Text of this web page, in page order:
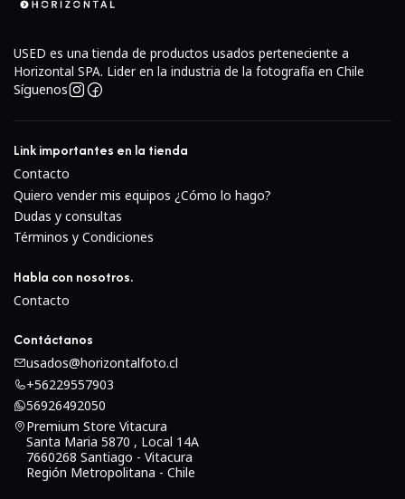
utilizando la aplicación complementaria iOS/Android
Características clave
incrementos de 100°
96 CRI y 97 TLCI
360° de control de tono
Control de brillo del 100 al 0 %
100 niveles de ajuste de la saturación del color
USED es una tienda de productos usados perteneciente a
Horizontal SPA. Lider en la industria de la fotografía en Chile
Síguenos
Link importantes en la tienda
Contacto
Quiero vender mis equipos ¿Cómo lo hago?
Dudas y consultas
Términos y Condiciones
Habla con nosotros.
Contacto
Contáctanos
usados@horizontalfoto.cl
+56229557903
56926492050
Premium Store Vitacura
Santa Maria 5870 , Local 14A
7660268 Santiago - Vitacura
Región Metropolitana - Chile